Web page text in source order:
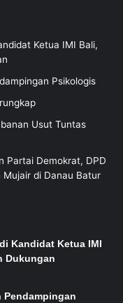
Ketua IMI Bali,
Psikologis
Usut Tuntas
Partai Demokrat, DPD
di Danau Batur
Kandidat Ketua IMI
Dukungan
Pendampingan